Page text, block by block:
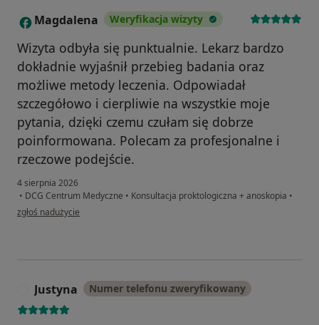
M Magdalena Weryfikacja wizyty
Wizyta odbyła się punktualnie. Lekarz bardzo
dokładnie wyjaśnił przebieg badania oraz
możliwe metody leczenia. Odpowiadał
szczegółowo i cierpliwie na wszystkie moje
pytania, dzięki czemu czułam się dobrze
poinformowana. Polecam za profesjonalne i
rzeczowe podejście.
4 sierpnia 2026
• DCG Centrum Medyczne • Konsultacja proktologiczna + anoskopia •
w opinii użytkownika Magdalena
zgłoś nadużycie
Justyna Numer telefonu zweryfikowany